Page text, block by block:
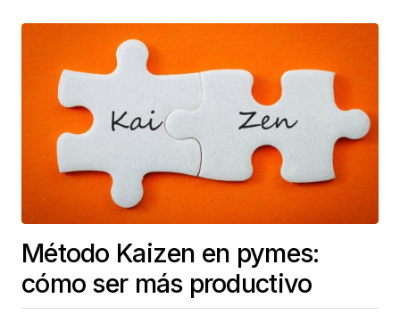
Método Kaizen en pymes:
cómo ser más productivo